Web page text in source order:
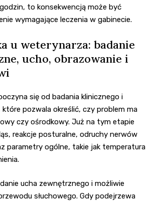
to konsekwencją może być
wymagające leczenia w gabinecie.
u weterynarza: badanie
ucho, obrazowanie i
się od badania klinicznego i
pozwala określić, czy problem ma
czy ośrodkowy. Już na tym etapie
reakcje posturalne, odruchy nerwów
parametry ogólne, takie jak temperatura
ucha zewnętrznego i możliwie
słuchowego. Gdy podejrzewa